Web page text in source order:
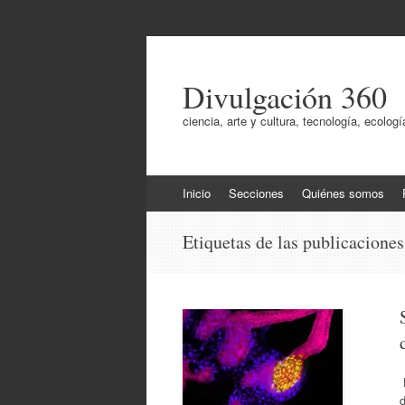
Divulgación 360
ciencia, arte y cultura, tecnología,
al
Inicio Secciones Quiénes somos
Etiquetas de las